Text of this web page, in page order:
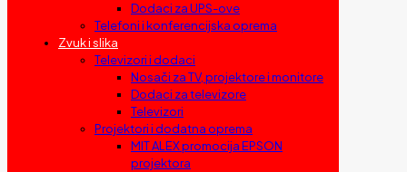
Dodaci za UPS-ove
Telefoni i konferencijska oprema
Zvuk i slika
Televizori i dodaci
Nosači za TV, projektore i monitore
Dodaci za televizore
Televizori
Projektori i dodatna oprema
MIT ALEX promocija EPSON
projektora